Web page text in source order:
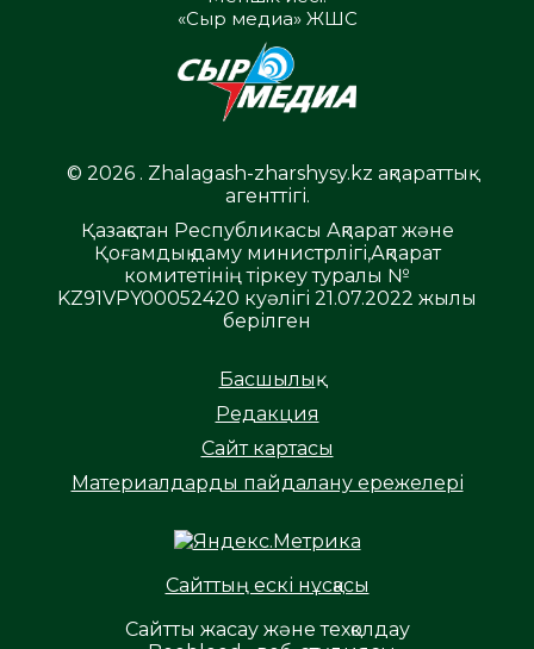
«Сыр медиа» ЖШС
© 2026 . Zhalagash-zharshysy.kz ақпараттық
агенттігі.
Қазақстан Республикасы Ақпарат және
Қоғамдық даму министрлігі,Ақпарат
комитетінің тіркеу туралы №
KZ91VPY00052420 куәлігі 21.07.2022 жылы
берілген
Басшылық
Редакция
Сайт картасы
Материалдарды пайдалану ережелері
Сайттың ескі нұсқасы
Сайтты жасау және техқолдау